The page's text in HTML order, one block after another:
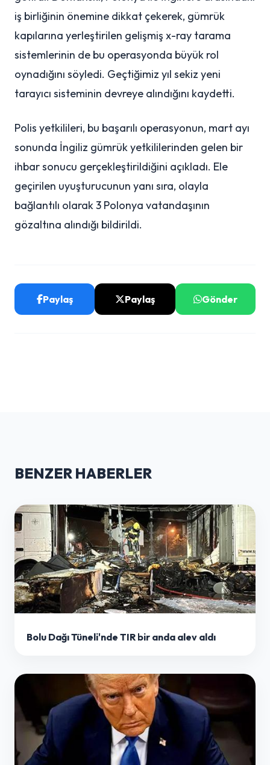
iş birliğinin önemine dikkat çekerek, gümrük
kapılarına yerleştirilen gelişmiş x-ray tarama
sistemlerinin de bu operasyonda büyük rol
oynadığını söyledi. Geçtiğimiz yıl sekiz yeni
tarayıcı sisteminin devreye alındığını kaydetti.
Polis yetkilileri, bu başarılı operasyonun, mart ayı
sonunda İngiliz gümrük yetkililerinden gelen bir
ihbar sonucu gerçekleştirildiğini açıkladı. Ele
geçirilen uyuşturucunun yanı sıra, olayla
bağlantılı olarak 3 Polonya vatandaşının
gözaltına alındığı bildirildi.
Paylaş Paylaş Gönder
BENZER HABERLER
Bolu Dağı Tüneli'nde TIR bir anda alev aldı